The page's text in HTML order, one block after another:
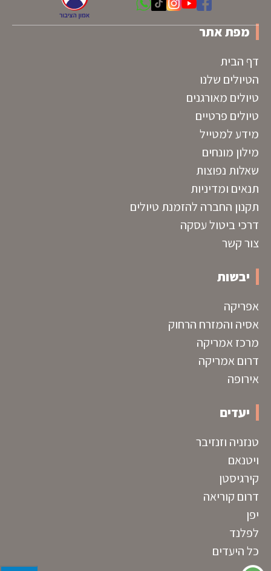
מפת אתר
דף הבית
הטיולים שלנו
טיולים מאורגנים
טיולים פרטיים
מידע למטייל
מילון מונחים
שאלות נפוצות
תנאים ומדיניות
תקנון החברה להזמנת טיולים
דרכי ביטול עסקה
צור קשר
יבשות
אפריקה
אסיה והמזרח הרחוק
מרכז אמריקה
דרום אמריקה
אירופה
יעדים
טנזניה וזנזיבר
ויטנאם
קירגיסטן
דרום קוריאה
יפן
לפלנד
כל היעדים